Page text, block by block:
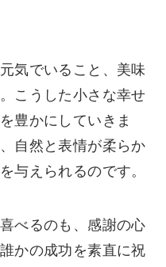
気でいること、美味
こうした小さな幸せ
豊かにしていきま
自然と表情が柔らか
与えられるのです。
べるのも、感謝の心
かの成功を素直に祝